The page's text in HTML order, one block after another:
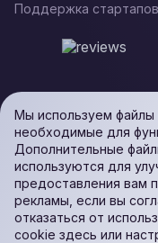
Поддержка стартапов
Мы используем файлы
необходимые для
Дополнительные
используются для
предоставления вам
рекламы, если вы
отказаться от
cookie здесь или